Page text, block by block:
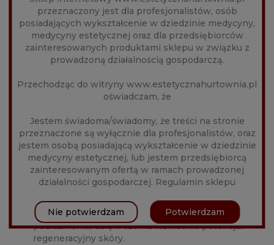
Składniki aktywne Venome VITAMIN C Shot
15% stężenie kwasu askorbinowego
minimalizuje
ilość wolnych rodników tlenowych odpowie-
dzialnych za uszkadzanie lipidów, białek, w tym
włókien kolagenowych i elastynowych, co prowadzi
do znacznie szybszego obumierania komórek i
postępującego procesu starzenia.
który jest bogatym źródłem
flawonoidów i karotenoidów wykazuje działanie
antyoksydacyjne i anty-bakteryjne przyspieszając
tym samym proces gojenia skóry.
Wyciąg z aceroli
stanowi źródło witaminy C i beta-
karotenu, przez co wzmacnia działanie
antyrodnikowe produktu, hamuje występujące
stany zapalne dodatkowo uszczelniając naczynka
krwionośne i zmniejszając za-czerwienienia skóry.
Bisabololposiada właściwości łagodzące
podrażnienia, dzięki czemu wzmacnia potencjał
regeneracyjny skóry.
przeznaczony jest dla profesjonalistów, osób
posiadających wykształcenie w dziedzinie medycyny,
medycyny estetycznej oraz dla przedsiębiorców
zainteresowanych produktami sklepu w związku z
prowadzoną działalnością gospodarczą.
Przechodząc do witryny www.estetycznahurtownia.pl
oświadczam, że
Jestem świadoma/świadomy, że treści na stronie
przeznaczone są wyłącznie dla profesjonalistów, oraz
jestem osobą posiadającą wykształcenie w dziedzinie
medycyny estetycznej, lub jestem przedsiębiorcą
zainteresowanym ofertą w ramach prowadzonej
działalności gospodarczej. Regulamin sklepu
Nie potwierdzam Potwierdzam